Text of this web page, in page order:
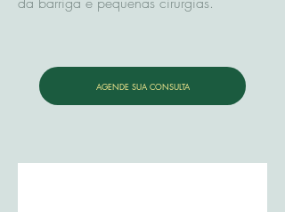
AGENDE SUA CONSULTA